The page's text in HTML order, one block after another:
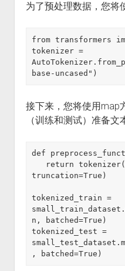
为了预处理数据，您将
from transformers
tokenizer =
base-uncased")
接下来，您将使用map
（训练和测试）准备文
def
truncation=True)
tokenized_train =
n, batched=True)
tokenized_test =
, batched=True)